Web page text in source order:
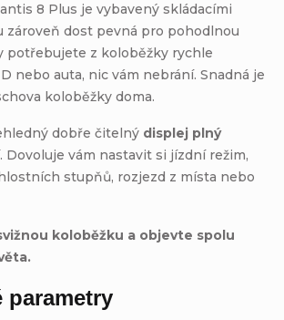
8 Plus je vybavený skládacími
zároveň dost pevná pro pohodlnou
potřebujete z koloběžky rychle
nebo auta, nic vám nebrání. Snadná je
koloběžky doma.
dobře čitelný displej plný
. Dovoluje vám nastavit si jízdní režim,
stupňů, rozjezd z místa nebo
koloběžku a objevte spolu
parametry